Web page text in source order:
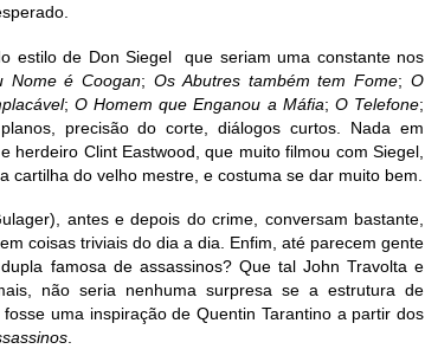
estilo de Don Siegel que seriam uma constante nos
Nome é Coogan; Os Abutres também tem Fome; O
; O Homem que Enganou a Máfia; O Telefone;
precisão do corte, diálogos curtos. Nada em
herdeiro Clint Eastwood, que muito filmou com Siegel,
do velho mestre, e costuma se dar muito bem.
antes e depois do crime, conversam bastante,
coisas triviais do dia a dia. Enfim, até parecem gente
famosa de assassinos? Que tal John Travolta e
não seria nenhuma surpresa se a estrutura de
fosse uma inspiração de Quentin Tarantino a partir dos
.